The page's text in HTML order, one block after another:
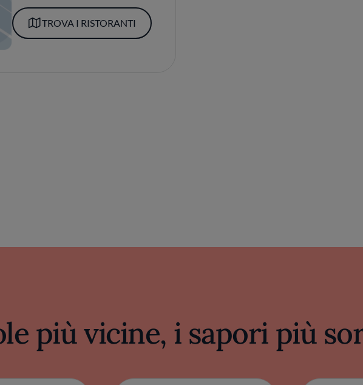
TROVA I RISTORANTI
più vicine, i sapori più